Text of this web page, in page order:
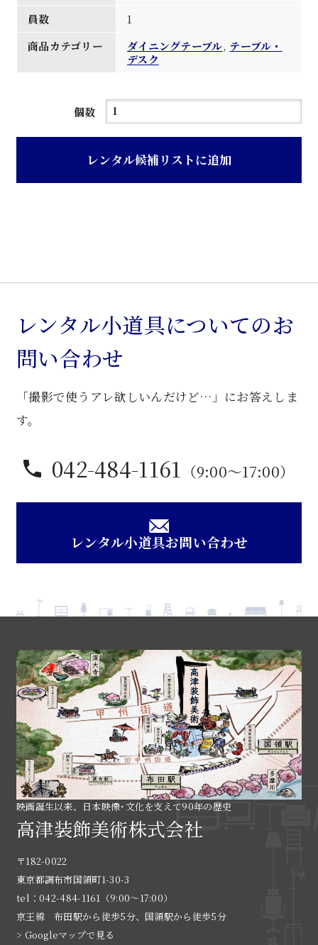
員数
1
商品カテゴリー
ダイニングテーブル, テーブル・
デスク
個数
ブ
ン
堂
卓
子
レンタル候補リストに追加
レンタル小道具についてのお
問い合わせ
「撮影で使うアレ欲しいんだけど…」にお答えしま
す。
042-484-1161 （9:00〜17:00）
レンタル小道具お問い合わせ
映画誕生以来、日本映像･文化を支えて90年の歴史
高津装飾美術株式会社
〒182-0022
東京都調布市国領町1-30-3
tel：042-484-1161（9:00〜17:00）
京王線 布田駅から徒歩5分、国領駅から徒歩5分
> Googleマップで見る